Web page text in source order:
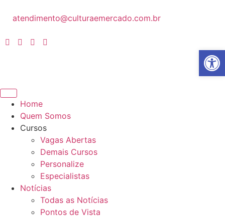
atendimento@culturaemercado.com.br
Home
Quem Somos
Cursos
Vagas Abertas
Demais Cursos
Personalize
Especialistas
Notícias
Todas as Notícias
Pontos de Vista
Abrir